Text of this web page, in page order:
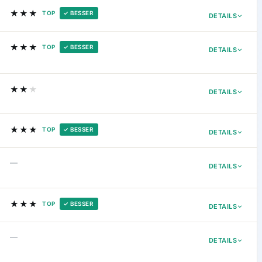
DETAILS
★★★ TOP ✓ BESSER
DETAILS
★★★ TOP ✓ BESSER
DETAILS
★★ ★
DETAILS
★★★ TOP ✓ BESSER
DETAILS
—
DETAILS
★★★ TOP ✓ BESSER
DETAILS
—